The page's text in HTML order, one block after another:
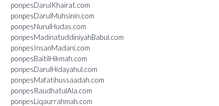
ponpesDarulKhairat.com
ponpesDarulMuhsinin.com
ponpesNurulHudas.com
ponpesMadinatuddiniyahBabul.com
ponpesInsanMadani.com
ponpesBaitilHikmah.com
ponpesDarulHidayahul.com
ponpesMafatihussaadah.com
ponpesRaudhatulAla.com
ponpesLiqaurrahmah.com